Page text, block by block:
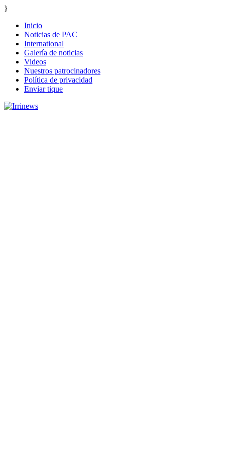
}
Inicio
Noticias de PAC
International
Galería de noticias
Videos
Nuestros patrocinadores
Política de privacidad
Enviar tique